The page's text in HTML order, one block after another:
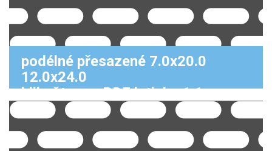
podélné přesazené 7.0x20.0
12.0x24.0
klikněte pro PDF k tisku 1:1